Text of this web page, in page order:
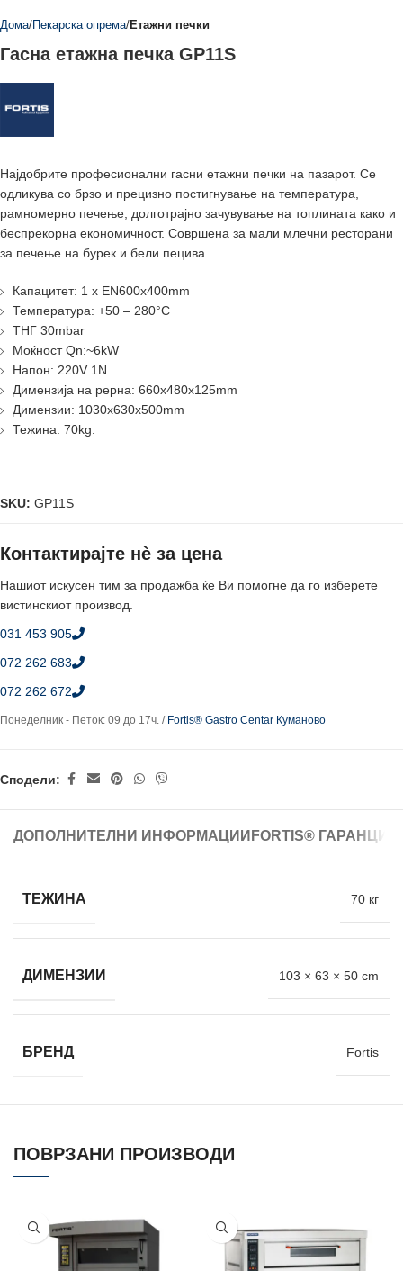
Дома Пекарска опрема Етажни печки
Гасна етажна печка GP11S
Најдобрите професионални гасни етажни печки на пазарот. Се
одликува со брзо и прецизно постигнување на температура,
рамномерно печење, долготрајно зачувување на топлината како и
беспрекорна економичност. Совршена за мали млечни ресторани
за печење на бурек и бели пецива.
Капацитет: 1 x EN600x400mm
Температура: +50 – 280°C
ТНГ 30mbar
Моќност Qn:~6kW
Напон: 220V 1N
Димензија на рерна: 660x480x125mm
Димензии: 1030x630x500mm
Тежина: 70kg.
SKU: GP11S
Контактирајте нè за цена
Нашиот искусен тим за продажба ќе Ви помогне да го изберете
вистинскиот производ.
031 453 905
072 262 683
072 262 672
Понеделник - Петок: 09 до 17ч. / Fortis® Gastro Centar Куманово
Сподели:
ДОПОЛНИТЕЛНИ ИНФОРМАЦИИ FORTIS®
ТЕЖИНА 70 кг
ДИМЕНЗИИ 103 × 63 × 50 cm
БРЕНД Fortis
ПОВРЗАНИ ПРОИЗВОДИ